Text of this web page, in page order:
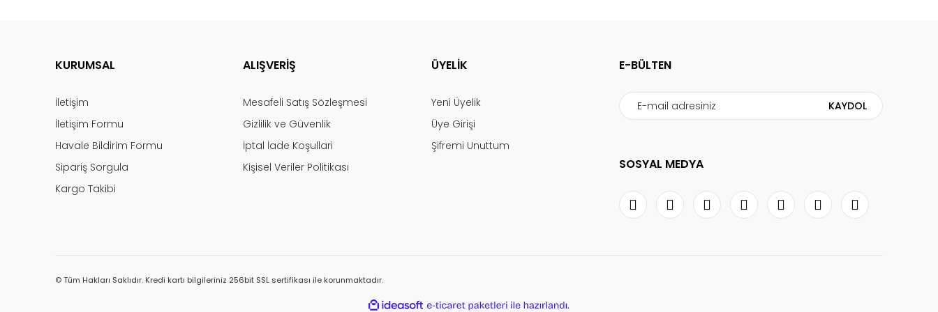
KURUMSAL
İletişim
İletişim Formu
Havale Bildirim Formu
Sipariş Sorgula
Kargo Takibi
ALIŞVERİŞ
Mesafeli Satış Sözleşmesi
Gizlilik ve Güvenlik
İptal İade Koşullari
Kişisel Veriler Politikası
ÜYELİK
Yeni Üyelik
Üye Girişi
Şifremi Unuttum
E-BÜLTEN
KAYDOL
SOSYAL MEDYA
© Tüm Hakları Saklıdır. Kredi kartı bilgileriniz 256bit SSL sertifikası ile korunmaktadır.
ideasoft e-